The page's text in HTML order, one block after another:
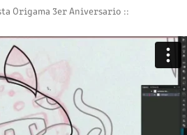
Origama 3er Aniversario ::